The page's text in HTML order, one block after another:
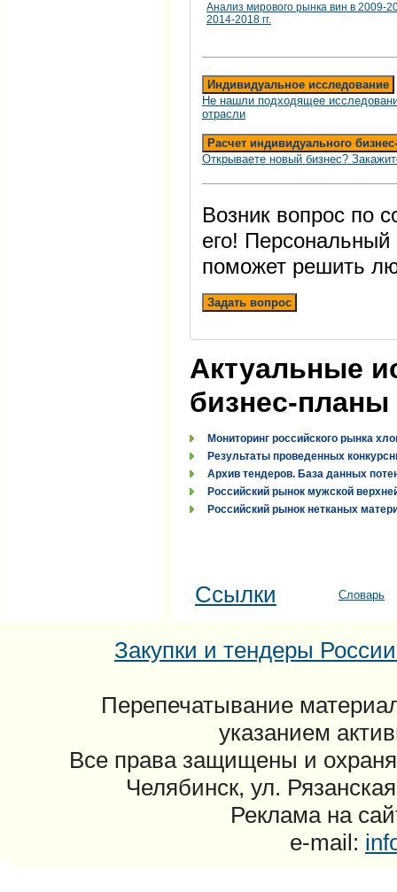
Анализ мирового рынка вин в 2009-
2014-2018 гг.
Индивидуальное исследование
Не нашли подходящее
отрасли
Расчет индивидуального
Открываете новый бизнес?
Возник вопрос по
его!
поможет решить
Задать вопрос
Актуальные
бизнес-планы
Мониторинг российского рынка
Результаты проведенных
Архив тендеров. База данных
Российский рынок мужской
Российский рынок нетканых
Ссылки Словарь
Закупки и тендеры
Перепечатывание
указанием
Все права защищены и
Челябинск, ул.
Реклама на
e-mail: